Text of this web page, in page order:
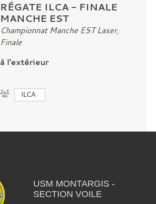
RÉGATE ILCA - FINALE
MANCHE EST
Championnat Manche EST Laser,
Finale
à l'extérieur
ILCA
USM MONTARGIS -
SECTION VOILE